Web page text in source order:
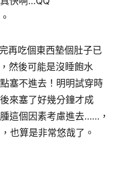
再吃個東西墊個肚子已
然後可能是沒睡飽水
塞不進去！明明試穿時
來塞了好幾分鐘才成
這個因素考慮進去……，
也算是非常悠哉了。